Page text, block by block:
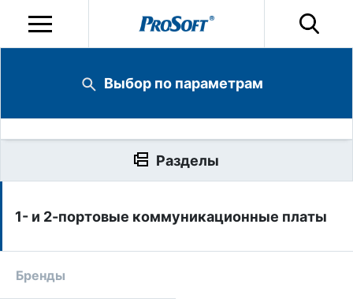
1- и 2-портовые коммуникационные платы
Бренды
Выбор по параметрам
Разделы